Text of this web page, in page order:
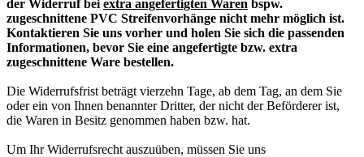
der Widerruf bei extra angefertigten Waren bspw.
zugeschnittene PVC Streifenvorhänge nicht mehr möglich ist.
Kontaktieren Sie uns vorher und holen Sie sich die passenden
Informationen, bevor Sie eine angefertigte bzw. extra
zugeschnittene Ware bestellen.
Die Widerrufsfrist beträgt vierzehn Tage, ab dem Tag, an dem Sie
oder ein von Ihnen benannter Dritter, der nicht der Beförderer ist,
die Waren in Besitz genommen haben bzw. hat.
Um Ihr Widerrufsrecht auszuüben, müssen Sie uns